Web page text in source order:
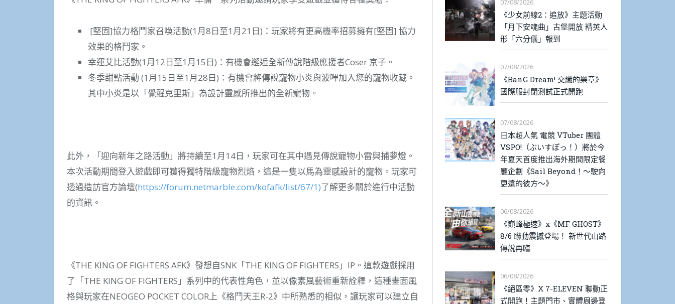
[堅固]協力格鬥家召喚活動(1月8日至1月21日)：玩家將有更高機率招募擁有[堅固] 協力
效果的格鬥家。
幸運艾比活動(1月12日至1月15日)：有機會邂逅全新傳說階級應援者Coser 京子。
冬季甜點活動 (1月15日至1月28日)：有機會將傳說寵物小炎與波嗶加入您的寵物收藏。
其中小炎是以「覺醒克里斯」為設計靈感所推出的全新寵物。
此外，「迎向新年之路活動」將持續至1月14日，玩家可在其中遇見傳說寵物小雷與捕夢燈。
本次活動期間登入遊戲即可獲得獨特階級寵物烈焰，這是一隻以馬為靈感設計的寵物。玩家可
透過造訪官方論壇(https://forum.netmarble.com/kofafk/list/67/1)了解更多關於進行中活動
的資訊。
《THE KING OF FIGHTERS AFK》發想自SNK「THE KING OF FIGHTERS」IP。這款遊戲採用
了「THE KING OF FIGHTERS」系列中的代表性角色，並以像素風藝術重新詮釋，這種畫面風
格與玩家在NEOGEO POCKET COLOR上《格鬥天王R-2》中所熟悉的相似，讓玩家可以建立自
07/08/2026
《少女前線2：追放》主題活動
「月下安魂曲」古堡開放 精英人
形「六分儀」報到
07/08/2026
《BanG Dream! 交織的樂章》
國際服封閉測試正式開跑
07/08/2026
日本超人氣 電競 VTuber 團體
VSPO!（ぶいすぽっ！）將於今
年夏天首度推出海外期間限定餐
廳企劃《Sail Beyond！～駛向
更遠的彼方～》
06/08/2026
《巔峰極速》x《MF GHOST》
8/6 聯動震撼登場！ 新世代山路
傳說再臨
06/08/2026
《絕區零》X 7-ELEVEN 聯動正
式開跑！主題門市、實體周邊登